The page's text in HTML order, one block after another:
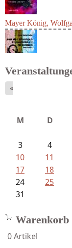
Mayer König,
«
M D
3
4
10
11
17
18
24
25
31
Warenkorb
0Artikel